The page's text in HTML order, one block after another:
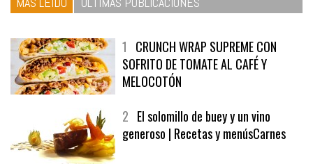
1 CRUNCH WRAP SUPREME CON
SOFRITO DE TOMATE AL CAFÉ Y
MELOCOTÓN
2 El solomillo de buey y un vino
generoso | Recetas y menúsCarnes